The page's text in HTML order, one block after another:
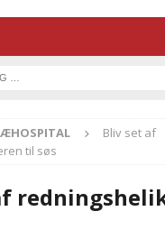
Bliv set af
til søs